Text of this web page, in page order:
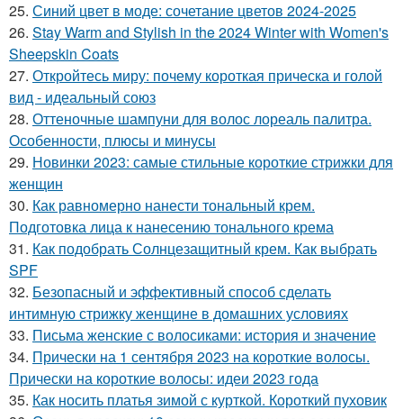
25. Синий цвет в моде: сочетание цветов 2024-2025
26. Stay Warm and Stylish in the 2024 Winter with Women's
Sheepskin Coats
27. Откройтесь миру: почему короткая прическа и голой
вид - идеальный союз
28. Оттеночные шампуни для волос лореаль палитра.
Особенности, плюсы и минусы
29. Новинки 2023: самые стильные короткие стрижки для
женщин
30. Как равномерно нанести тональный крем.
Подготовка лица к нанесению тонального крема
31. Как подобрать Солнцезащитный крем. Как выбрать
SPF
32. Безопасный и эффективный способ сделать
интимную стрижку женщине в домашних условиях
33. Письма женские с волосиками: история и значение
34. Прически на 1 сентября 2023 на короткие волосы.
Прически на короткие волосы: идеи 2023 года
35. Как носить платья зимой с курткой. Короткий пуховик